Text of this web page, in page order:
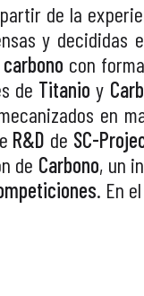
de la
y decididas
con
de Titanio y
en
R&D de SC-
de Carbono, un
. En